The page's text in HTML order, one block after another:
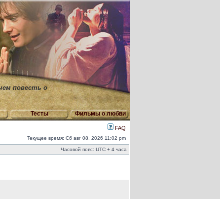
повесть о
Тесты Фильмы о любви
FAQ
Текущее время: Сб авг 08, 2026 11:02 pm
Часовой пояс: UTC + 4 часа